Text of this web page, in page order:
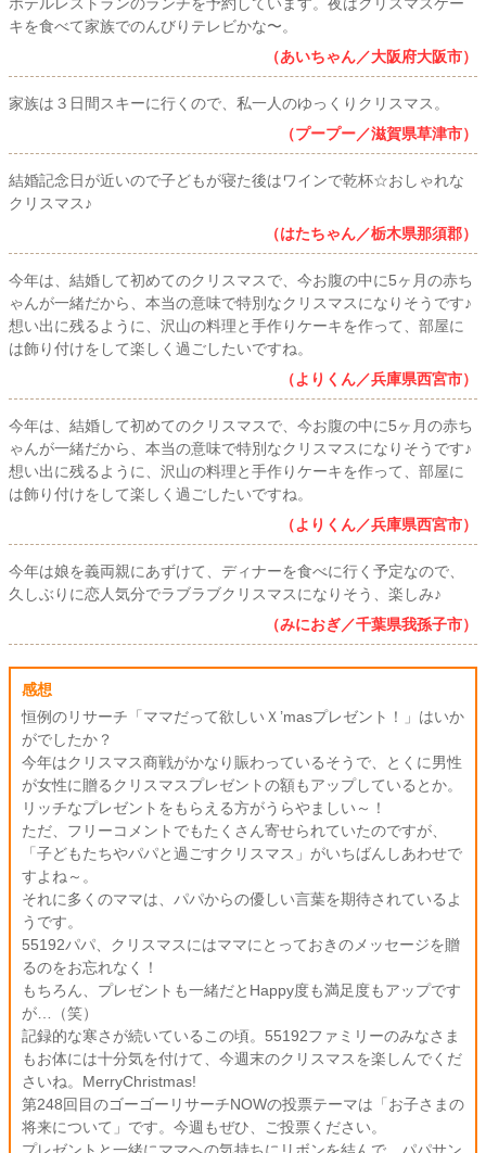
ホテルレストランのランチを予約しています。夜はクリスマスケー
キを食べて家族でのんびりテレビかな〜。
（あいちゃん／大阪府大阪市）
家族は３日間スキーに行くので、私一人のゆっくりクリスマス。
（プープー／滋賀県草津市）
結婚記念日が近いので子どもが寝た後はワインで乾杯☆おしゃれな
クリスマス♪
（はたちゃん／栃木県那須郡）
今年は、結婚して初めてのクリスマスで、今お腹の中に5ヶ月の赤ち
ゃんが一緒だから、本当の意味で特別なクリスマスになりそうです♪
想い出に残るように、沢山の料理と手作りケーキを作って、部屋に
は飾り付けをして楽しく過ごしたいですね。
（よりくん／兵庫県西宮市）
今年は、結婚して初めてのクリスマスで、今お腹の中に5ヶ月の赤ち
ゃんが一緒だから、本当の意味で特別なクリスマスになりそうです♪
想い出に残るように、沢山の料理と手作りケーキを作って、部屋に
は飾り付けをして楽しく過ごしたいですね。
（よりくん／兵庫県西宮市）
今年は娘を義両親にあずけて、ディナーを食べに行く予定なので、
久しぶりに恋人気分でラブラブクリスマスになりそう、楽しみ♪
（みにおぎ／千葉県我孫子市）
感想
恒例のリサーチ「ママだって欲しいＸ’masプレゼント！」はいか
がでしたか？
今年はクリスマス商戦がかなり賑わっているそうで、とくに男性
が女性に贈るクリスマスプレゼントの額もアップしているとか。
リッチなプレゼントをもらえる方がうらやましい～！
ただ、フリーコメントでもたくさん寄せられていたのですが、
「子どもたちやパパと過ごすクリスマス」がいちばんしあわせで
すよね～。
それに多くのママは、パパからの優しい言葉を期待されているよ
うです。
55192パパ、クリスマスにはママにとっておきのメッセージを贈
るのをお忘れなく！
もちろん、プレゼントも一緒だとHappy度も満足度もアップです
が…（笑）
記録的な寒さが続いているこの頃。55192ファミリーのみなさま
もお体には十分気を付けて、今週末のクリスマスを楽しんでくだ
さいね。MerryChristmas!
第248回目のゴーゴーリサーチNOWの投票テーマは「お子さまの
将来について」です。今週もぜひ、ご投票ください。